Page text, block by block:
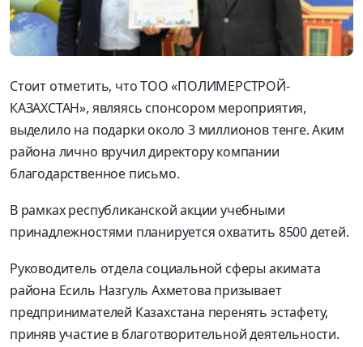
Стоит отметить, что ТОО «ПОЛИМЕРСТРОЙ-
КАЗАХСТАН», являясь спонсором мероприятия,
выделило на подарки около 3 миллионов тенге. Аким
района лично вручил директору компании
благодарственное письмо.
В рамках республиканской акции учебными
принадлежностями планируется охватить 8500 детей.
Руководитель отдела социальной сферы акимата
района Есиль Назгуль Ахметова призывает
предпринимателей Казахстана перенять эстафету,
приняв участие в благотворительной деятельности.